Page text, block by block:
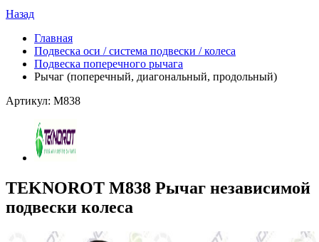
Назад
Главная
Подвеска оси / система подвески / колеса
Подвеска поперечного рычага
Рычаг (поперечный, диагональный, продольный)
Артикул: M838
TEKNOROT M838 Рычаг независимой
подвески колеса